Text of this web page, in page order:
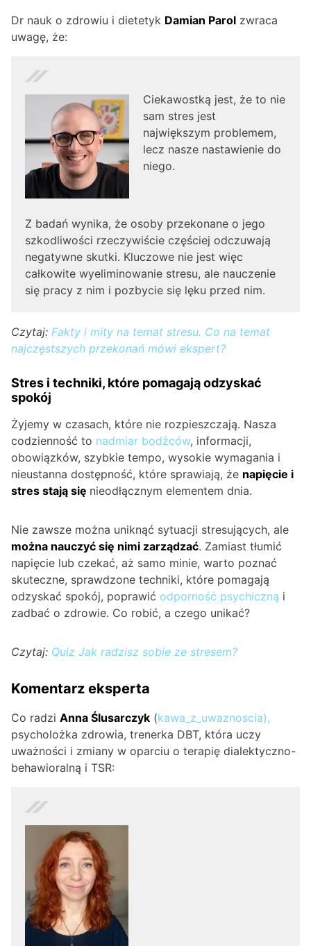
Dr nauk o zdrowiu i dietetyk Damian Parol zwraca
uwagę, że:
Ciekawostką jest, że to nie
sam stres jest
największym problemem,
lecz nasze nastawienie do
niego.
Z badań wynika, że osoby przekonane o jego
szkodliwości rzeczywiście częściej odczuwają
negatywne skutki. Kluczowe nie jest więc
całkowite wyeliminowanie stresu, ale nauczenie
się pracy z nim i pozbycie się lęku przed nim.
Czytaj: Fakty i mity na temat stresu. Co na temat
najczęstszych przekonań mówi ekspert?
Stres i techniki, które pomagają odzyskać
spokój
Żyjemy w czasach, które nie rozpieszczają. Nasza
codzienność to nadmiar bodźców, informacji,
obowiązków, szybkie tempo, wysokie wymagania i
nieustanna dostępność, które sprawiają, że napięcie i
stres stają się nieodłącznym elementem dnia.
Nie zawsze można uniknąć sytuacji stresujących, ale
można nauczyć się nimi zarządzać. Zamiast tłumić
napięcie lub czekać, aż samo minie, warto poznać
skuteczne, sprawdzone techniki, które pomagają
odzyskać spokój, poprawić odporność psychiczną i
zadbać o zdrowie. Co robić, a czego unikać?
Czytaj: Quiz Jak radzisz sobie ze stresem?
Komentarz eksperta
Co radzi Anna Ślusarczyk (kawa_z_uwaznoscia),
psycholożka zdrowia, trenerka DBT, która uczy
uważności i zmiany w oparciu o terapię dialektyczno-
behawioralną i TSR: